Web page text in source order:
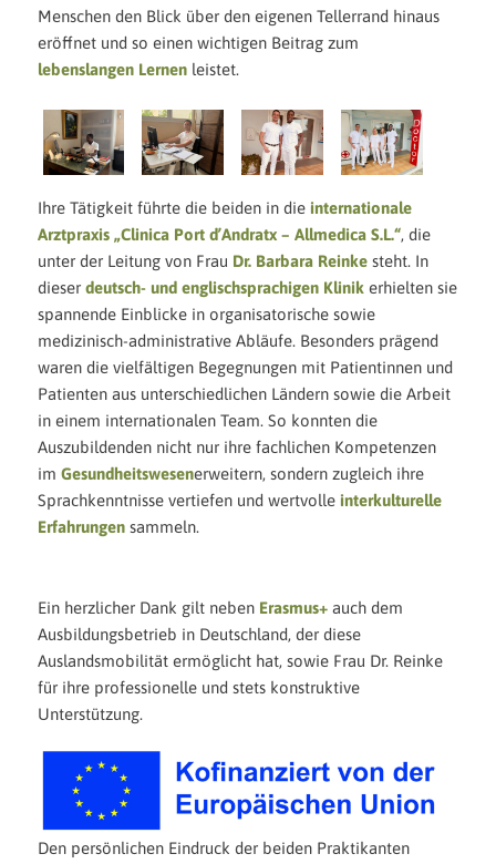
Menschen den Blick über den eigenen Tellerrand hinaus
eröffnet und so einen wichtigen Beitrag zum
lebenslangen Lernenleistet.
Ihre Tätigkeit führte die beiden in die internationale
Arztpraxis „Clinica Port d’Andratx – Allmedica S.L.“, die
unter der Leitung von Frau Dr. Barbara Reinkesteht. In
dieser deutsch- und englischsprachigen Klinikerhielten sie
spannende Einblicke in organisatorische sowie
medizinisch-administrative Abläufe. Besonders prägend
waren die vielfältigen Begegnungen mit Patientinnen und
Patienten aus unterschiedlichen Ländern sowie die Arbeit
in einem internationalen Team. So konnten die
Auszubildenden nicht nur ihre fachlichen Kompetenzen
im Gesundheitswesenerweitern, sondern zugleich ihre
Sprachkenntnisse vertiefen und wertvolle interkulturelle
Erfahrungensammeln.
Ein herzlicher Dank gilt neben Erasmus+auch dem
Ausbildungsbetrieb in Deutschland, der diese
Auslandsmobilität ermöglicht hat, sowie Frau Dr. Reinke
für ihre professionelle und stets konstruktive
Unterstützung.
Den persönlichen Eindruck der beiden Praktikanten